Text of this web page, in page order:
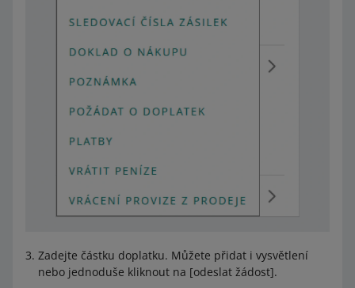
Zadejte částku doplatku. Můžete přidat i vysvětlení
nebo jednoduše kliknout na [odeslat žádost].